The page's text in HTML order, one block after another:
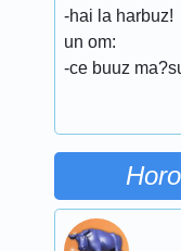
-hai la harbuz!
un om:
-ce buuz